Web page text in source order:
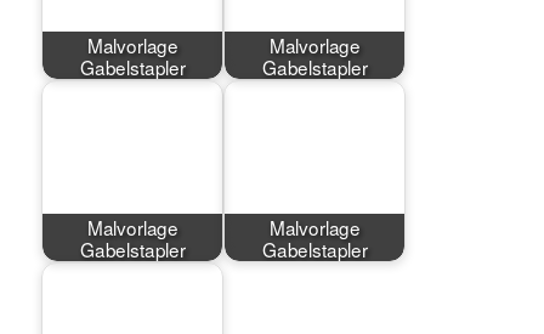
Malvorlage
Gabelstapler
Malvorlage
Gabelstapler
Malvorlage
Gabelstapler
Malvorlage
Gabelstapler